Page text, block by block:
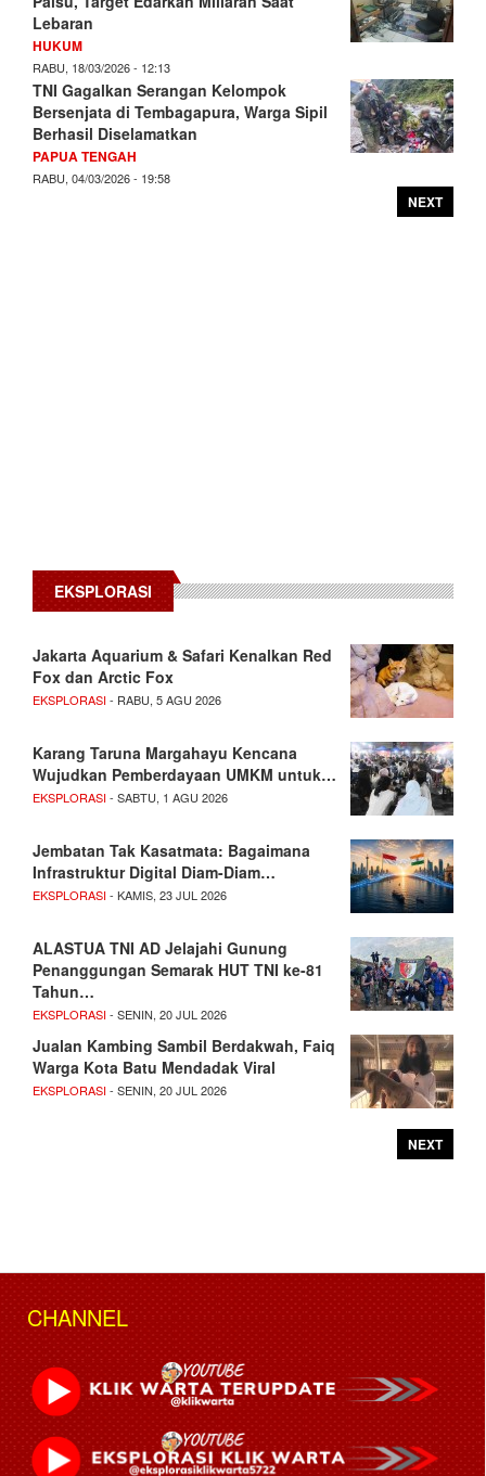
Lebaran
HUKUM
RABU, 18/03/2026 - 12:13
TNI Gagalkan Serangan Kelompok
Bersenjata di Tembagapura, Warga Sipil
Berhasil Diselamatkan
PAPUA TENGAH
RABU, 04/03/2026 - 19:58
NEXT
EKSPLORASI
Jakarta Aquarium & Safari Kenalkan Red
Fox dan Arctic Fox
EKSPLORASI- RABU, 5 AGU 2026
Karang Taruna Margahayu Kencana
Wujudkan Pemberdayaan UMKM untuk…
EKSPLORASI- SABTU, 1 AGU 2026
Jembatan Tak Kasatmata: Bagaimana
Infrastruktur Digital Diam-Diam…
EKSPLORASI- KAMIS, 23 JUL 2026
ALASTUA TNI AD Jelajahi Gunung
Penanggungan Semarak HUT TNI ke-81
Tahun…
EKSPLORASI- SENIN, 20 JUL 2026
Jualan Kambing Sambil Berdakwah, Faiq
Warga Kota Batu Mendadak Viral
EKSPLORASI- SENIN, 20 JUL 2026
NEXT
CHANNEL